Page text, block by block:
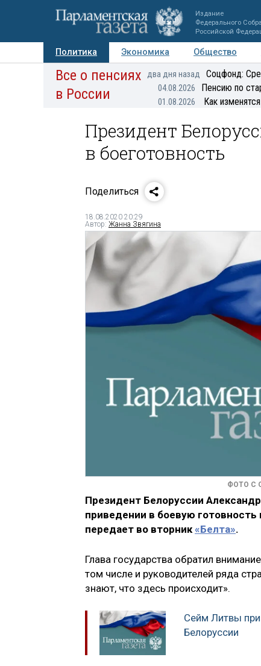
Издание
Федерального
Российской
Политика Экономика Общество
Авторы Персоны Мнения
Все о пенсиях
в России
два дня назад Соцфонд:
04.08.2026 Пенсию по
01.08.2026 Как
Президент
в боеготовность
Поделиться
18.08.2020 20:29
Автор: Жанна Звягина
ФОТО С
Президент Белоруссии
приведении в боевую
передает во вторник«Белта».
Глава государства обратил
том числе и руководителей ряда
знают, что здесь происходит».
Сейм Литвы
Белоруссии